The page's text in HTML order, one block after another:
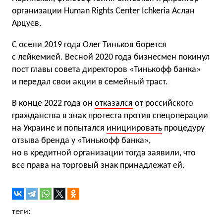
организации Human Rights Center Ichkeria Аслан
Арцуев.
С осени 2019 года Олег Тиньков борется
с лейкемией. Весной 2020 года бизнесмен покинул
пост главы совета директоров «Тинькофф банка»
и передал свои акции в семейный траст.
В конце 2022 года он отказался от российского
гражданства в знак протеста против спецоперации
на Украине и попытался инициировать процедуру
отзыва бренда у «Тинькофф банка»,
но в кредитной организации тогда заявили, что
все права на торговый знак принадлежат ей.